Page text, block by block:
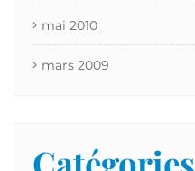
mai 2010
mars 2009